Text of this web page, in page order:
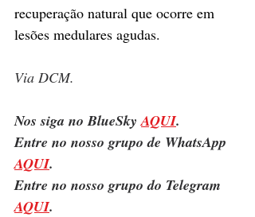
recuperação natural que ocorre em
lesões medulares agudas.
Via DCM.
Nos siga no BlueSky AQUI.
Entre no nosso grupo de WhatsApp
AQUI.
Entre no nosso grupo do Telegram
AQUI.